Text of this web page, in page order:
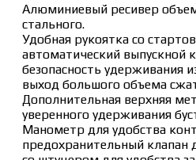
Алюминиевый ресивер
стального.
Удобная рукоятка со
автоматический выпускной
безопасность удерживания
выход большого объема
Дополнительная верхняя
уверенного удерживания
Манометр для удобства
предохранительный клапан